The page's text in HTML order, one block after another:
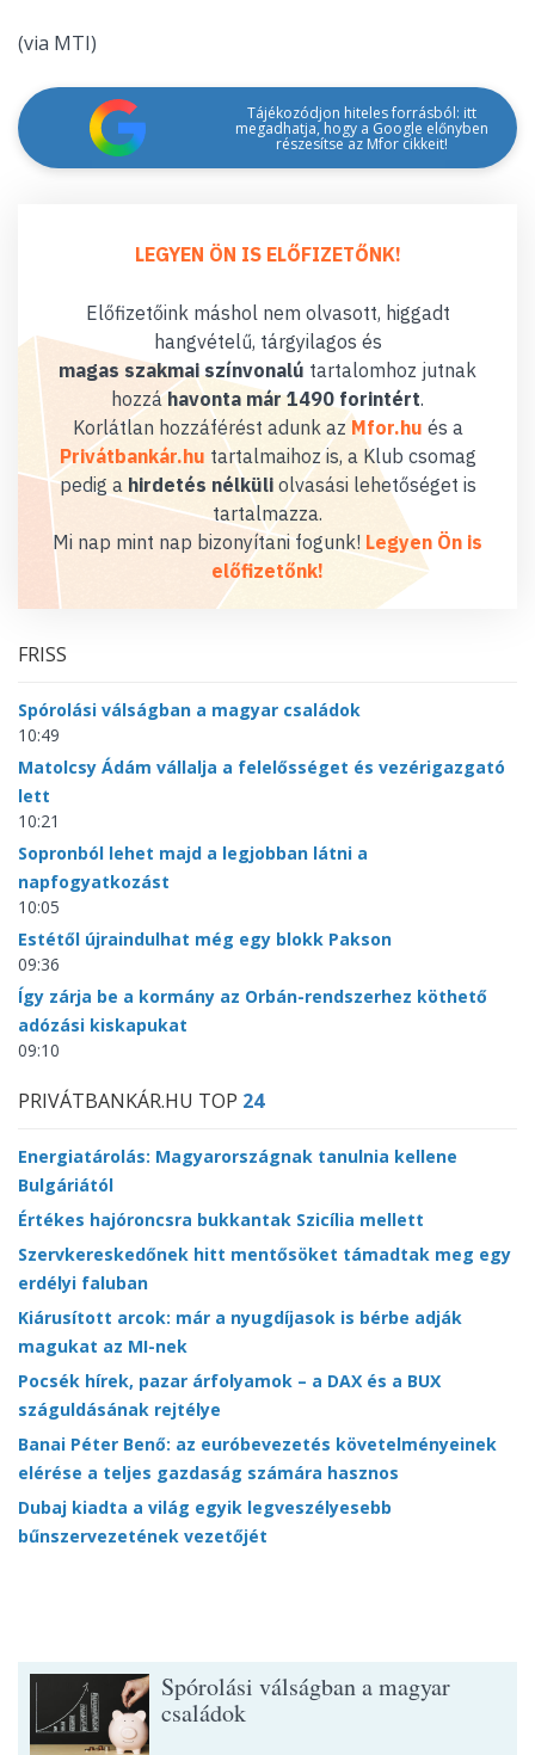
(via MTI)
Tájékozódjon hiteles forrásból: itt
megadhatja, hogy a Google előnyben
részesítse az Mfor cikkeit!
LEGYEN ÖN IS ELŐFIZETŐNK!
Előfizetőink máshol nem olvasott, higgadt
hangvételű, tárgyilagos és
magas szakmai színvonalú tartalomhoz jutnak
hozzáhavonta már 1490 forintért.
Korlátlan hozzáférést adunk az Mfor.hu és a
Privátbankár.hu tartalmaihoz is, a Klub csomag
pedig a hirdetés nélküliolvasási lehetőséget is
tartalmazza.
Mi nap mint nap bizonyítani fogunk! Legyen Ön is
előfizetőnk!
FRISS
Spórolási válságban a magyar családok
10:49
Matolcsy Ádám vállalja a felelősséget és vezérigazgató
lett
10:21
Sopronból lehet majd a legjobban látni a
napfogyatkozást
10:05
Estétől újraindulhat még egy blokk Pakson
09:36
Így zárja be a kormány az Orbán-rendszerhez köthető
adózási kiskapukat
09:10
PRIVÁTBANKÁR.HU TOP 24
Energiatárolás: Magyarországnak tanulnia kellene
Bulgáriától
Értékes hajóroncsra bukkantak Szicília mellett
Szervkereskedőnek hitt mentősöket támadtak meg egy
erdélyi faluban
Kiárusított arcok: már a nyugdíjasok is bérbe adják
magukat az MI-nek
Pocsék hírek, pazar árfolyamok – a DAX és a BUX
száguldásának rejtélye
Banai Péter Benő: az euróbevezetés követelményeinek
elérése a teljes gazdaság számára hasznos
Dubaj kiadta a világ egyik legveszélyesebb
bűnszervezetének vezetőjét
Spórolási válságban a magyar
családok